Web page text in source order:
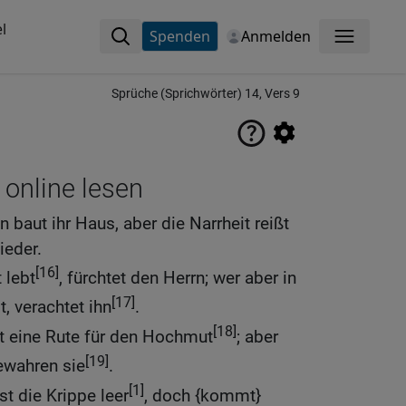
Spenden Anmelden Menü
Sprüche (Sprichwörter) 14, Vers 9
lesen
baut ihr Haus, aber die Narrheit reißt
lebt[16], fürchtet den Herrn; wer aber in
verachtet ihn[17].
eine Rute für den Hochmut[18]; aber
sie[19].
die Krippe leer[1], doch {kommt}